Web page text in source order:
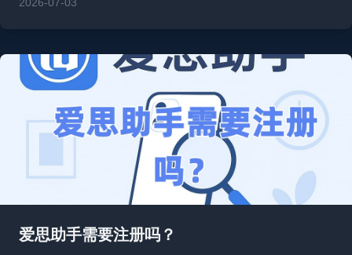
爱思助手需要注册吗？